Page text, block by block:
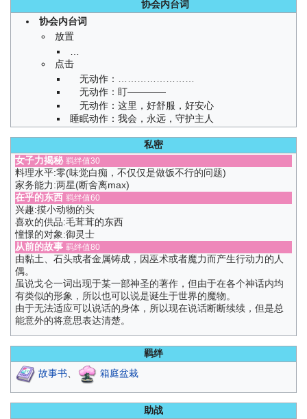
协会内台词
协会内台词
放置
点击
无动作：……………………
无动作：盯————
无动作：这里，好舒服，好安心
睡眠动作：我会，永远，守护主人
私密
女子力揭秘 羁绊值30
料理水平:零(味觉白痴，不仅仅是做饭不行的问题)
家务能力:两星(断舍离max)
在乎的东西 羁绊值60
兴趣:摸小动物的头
喜欢的供品:毛茸茸的东西
憧憬的对象:御灵士
从前的故事 羁绊值80
由黏土、石头或者金属铸成，因巫术或者魔力而产生行动力的人
偶。
虽说戈仑一词出现于某一部神圣的著作，但由于在各个神话内均
有类似的形象，所以也可以说是诞生于世界的魔物。
由于无法适应可以说话的身体，所以现在说话断断续续，但是总
能意外的将意思表达清楚。
羁绊
故事书
箱庭盆栽
助战